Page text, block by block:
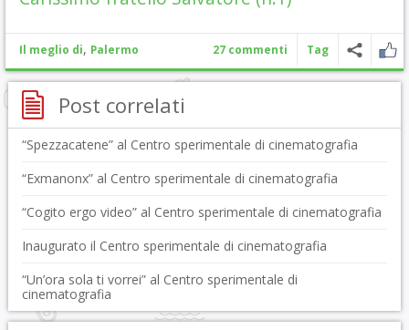
Il meglio di, Palermo 27 commenti Tag
Post correlati
“Spezzacatene” al Centro sperimentale di cinematografia
“Exmanonx” al Centro sperimentale di cinematografia
“Cogito ergo video” al Centro sperimentale di cinematografia
Inaugurato il Centro sperimentale di cinematografia
“Un’ora sola ti vorrei” al Centro sperimentale di
cinematografia